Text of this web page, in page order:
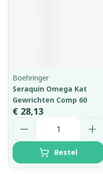
Boehringer
Seraquin Omega Kat
Gewrichten Comp 60
€ 28,13
Aantal
Bestel